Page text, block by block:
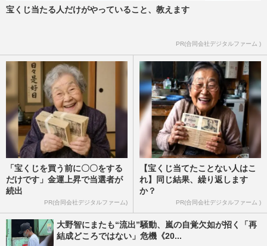
宝くじ当たる人だけがやっていること、教えます
PR(合同会社デジタルファーム )
「宝くじを買う前に〇〇をする
だけです」金運上昇で当選者が
続出
PR(合同会社デジタルファーム)
【宝くじ当てたことない人はこ
れ】同じ結果、繰り返します
か？
PR(合同会社デジタルファーム )
大野智にまたも“流出”騒動、嵐の自覚欠如が招く「再
結成どころではない」危機《20...